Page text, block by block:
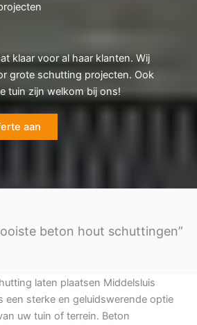
klaar voor al haar klanten. Wij
grote schutting projecten. Ook
tuin zijn welkom bij ons!
aan
beton hout schuttingen”
laten plaatsen Middelsluis
een sterke en geluidswerende optie
uw tuin of terrein. Beton